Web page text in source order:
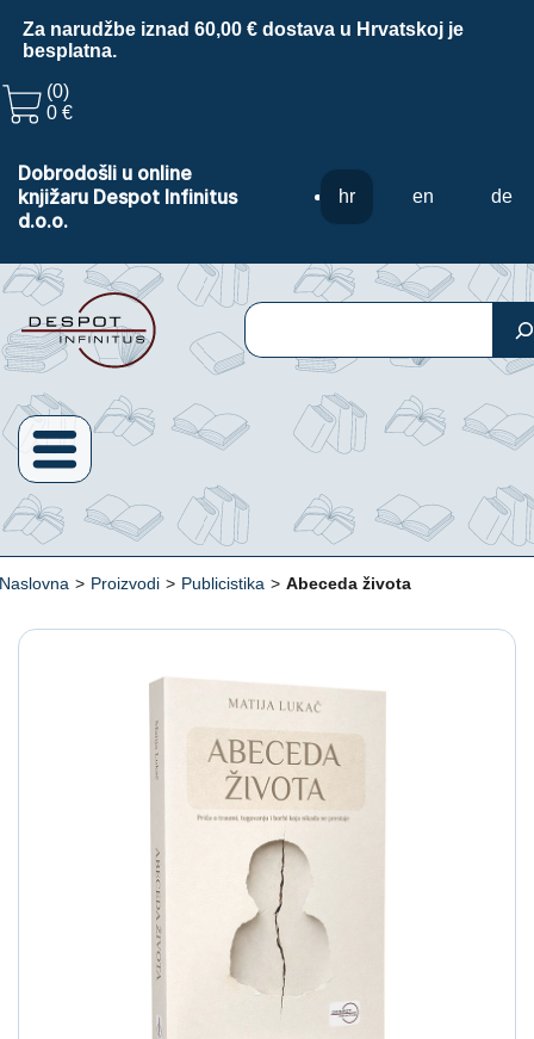
Za narudžbe iznad 60,00 € dostava u Hrvatskoj je
besplatna.
(0)
0 €
Dobrodošli u online
knjižaru Despot Infinitus
d.o.o.
hr en de
Pretraga
Naslovna > Proizvodi > Publicistika > Abeceda života